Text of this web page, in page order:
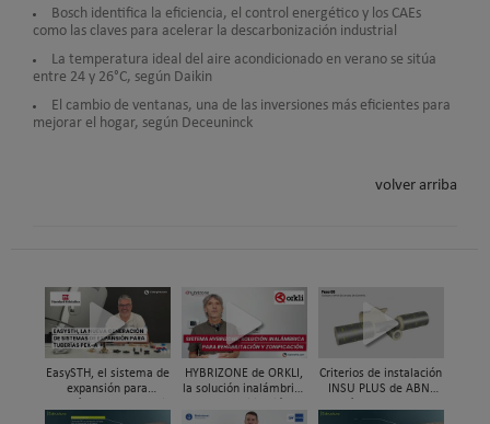
Bosch identifica la eficiencia, el control energético y los CAEs
como las claves para acelerar la descarbonización industrial
La temperatura ideal del aire acondicionado en verano se sitúa
entre 24 y 26°C, según Daikin
El cambio de ventanas, una de las inversiones más eficientes para
mejorar el hogar, según Deceuninck
volver arriba
EasySTH, el sistema de
expansión para
Mestres, Standard
HYBRIZONE de ORKLI,
la solución inalámbrica
zonificación del clima
Criterios de instalación
INSU PLUS de ABN,